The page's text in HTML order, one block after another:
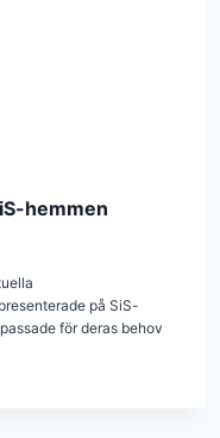
hemmen
på SiS-
för deras behov